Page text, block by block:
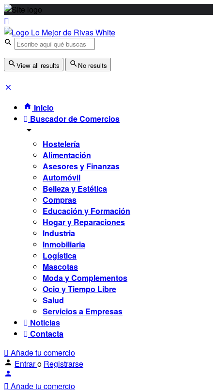
View all results No results
Inicio
Buscador de Comercios
Hostelería
Alimentación
Asesores y Finanzas
Automóvil
Belleza y Estética
Compras
Educación y Formación
Hogar y Reparaciones
Industria
Inmobiliaria
Logística
Mascotas
Moda y Complementos
Ocio y Tiempo Libre
Salud
Servicios a Empresas
Noticias
Contacta
Añade tu comercio
Entraro Registrarse
Añade tu comercio